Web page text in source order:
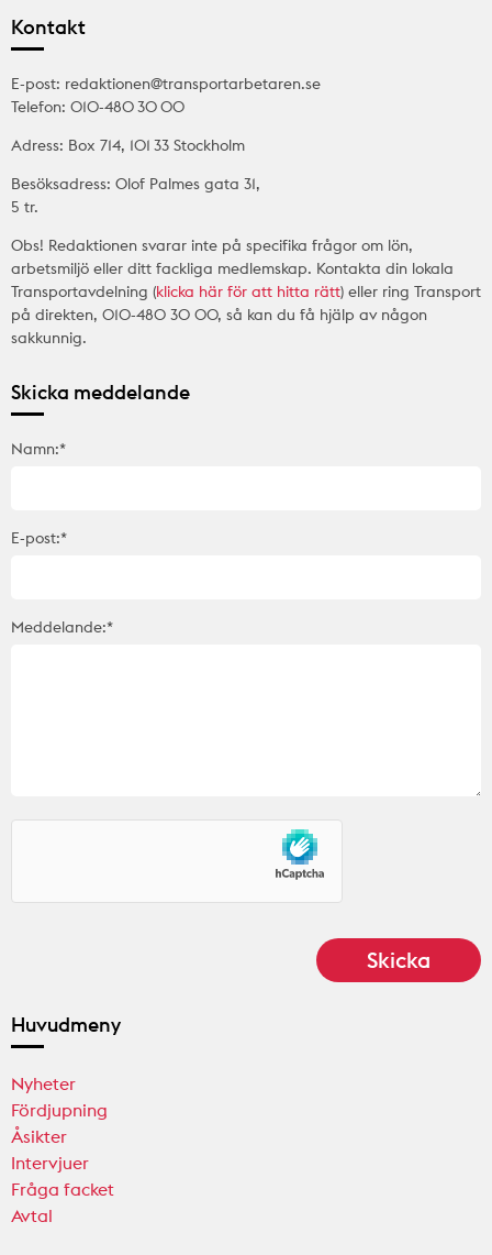
Kontakt
E-post: redaktionen@transportarbetaren.se
Telefon: 010-480 30 00
Adress: Box 714, 101 33 Stockholm
Besöksadress: Olof Palmes gata 31,
5 tr.
Obs! Redaktionen svarar inte på specifika frågor om lön,
arbetsmiljö eller ditt fackliga medlemskap. Kontakta din lokala
Transportavdelning (klicka här för att hitta rätt) eller ring Transport
på direkten, 010-480 30 00, så kan du få hjälp av någon
sakkunnig.
Skicka meddelande
Namn:*
E-post:*
Meddelande:*
Huvudmeny
Nyheter
Fördjupning
Åsikter
Intervjuer
Fråga facket
Avtal